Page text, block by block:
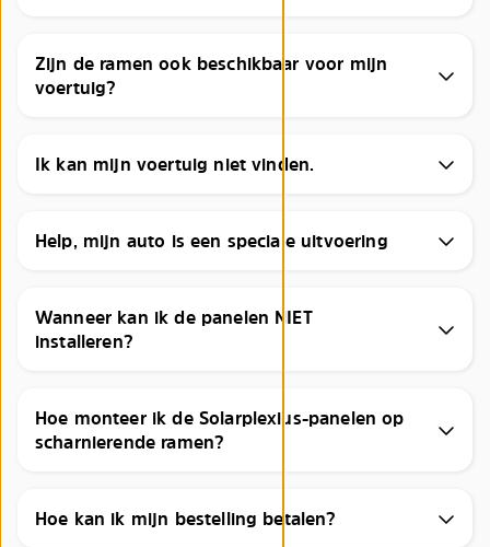
Zijn de ramen ook beschikbaar voor mijn
voertuig?
Ik kan mijn voertuig niet vinden.
Help, mijn auto is een speciale uitvoering
Wanneer kan ik de panelen NIET
installeren?
Hoe monteer ik de Solarplexius-panelen op
scharnierende ramen?
Hoe kan ik mijn bestelling betalen?